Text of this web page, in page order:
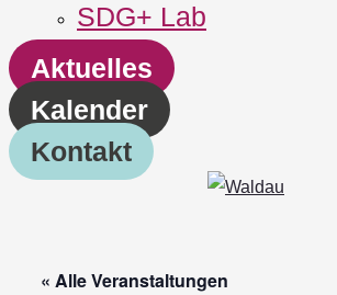
SDG+ Lab
Aktuelles
Kalender
Kontakt
« Alle Veranstaltungen